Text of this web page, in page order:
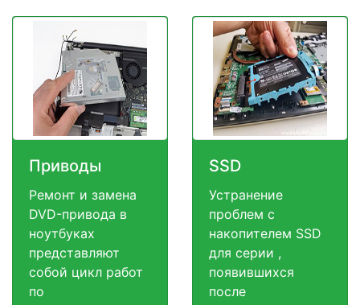
Приводы
Ремонт и замена
DVD-привода в
ноутбуках
представляют
собой цикл работ
по
SSD
Устранение
проблем с
накопителем SSD
для серии ,
появившихся
после